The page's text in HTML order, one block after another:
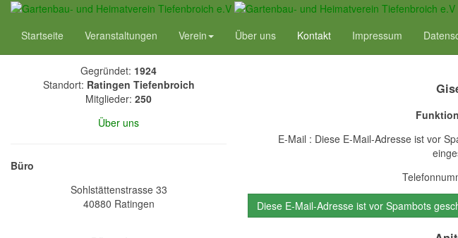
Startseite
Veranstaltungen Verein Über uns Kontakt Impressum
•
E-Mail : Diese E-Mail-Adresse ist vor
Diese E-Mail-Adresse ist vor Spambots
Gegründet: 1924
Standort: Ratingen Tiefenbroich
Mitglieder: 250
Über uns
Büro
Sohlstättenstrasse 33
40880 Ratingen